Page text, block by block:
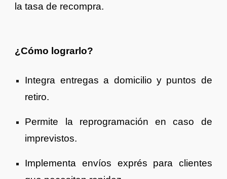
la tasa de recompra.
¿Cómo lograrlo?
Integra entregas a domicilio y puntos de
retiro.
Permite la reprogramación en caso de
imprevistos.
Implementa envíos exprés para clientes